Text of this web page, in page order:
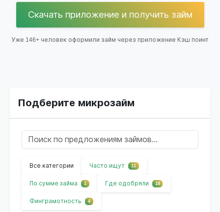
Скачать приложение и получить займ
Уже 146+ человек оформили займ через приложение Кэш поинт
Подберите микрозайм
Все категории Часто ищут 11
По сумме займа 1 Где одобряли 18
Финграмотность 4